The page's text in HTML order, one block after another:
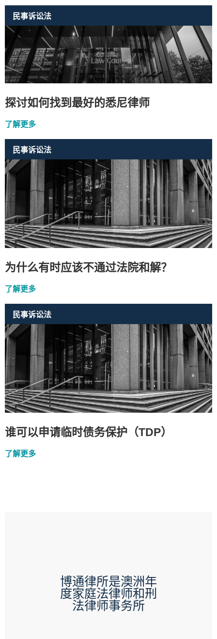
民事诉讼法
探讨如何找到最好的悉尼律师
了解更多
民事诉讼法
为什么有时应该不通过法院和解？
了解更多
民事诉讼法
谁可以申请临时债务保护（TDP）
了解更多
博通律所是澳洲年
度家庭法律师和刑
法律师事务所